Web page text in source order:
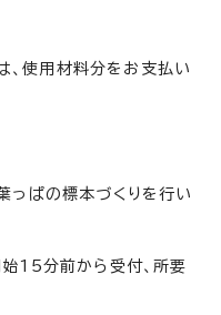
、使用材料分をお支払い
っぱの標本づくりを行い
15分前から受付、所要